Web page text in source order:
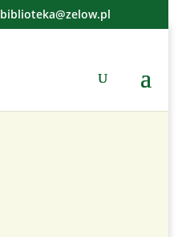
biblioteka@zelow.pl